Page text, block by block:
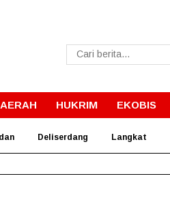
HUKRIM EKOBIS
Deliserdang Langkat